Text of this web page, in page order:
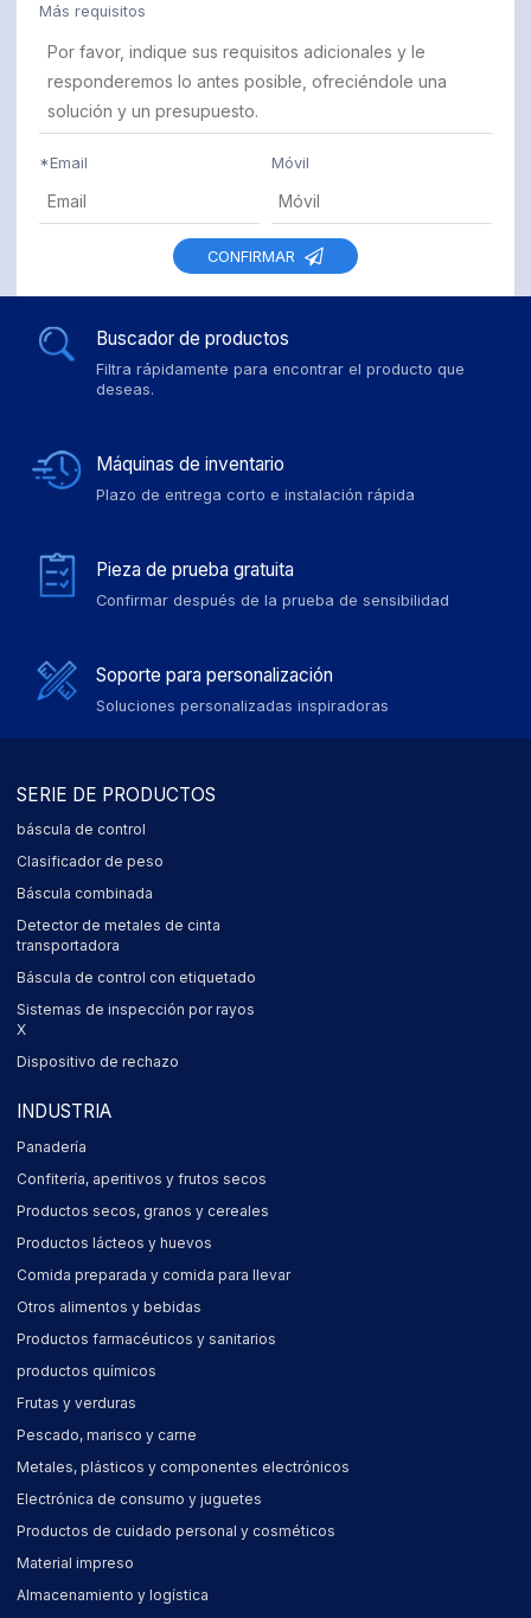
Más requisitos
*Email Móvil
CONFIRMAR
Buscador de productos
Filtra rápidamente para encontrar el producto que
deseas.
Máquinas de inventario
Plazo de entrega corto e instalación rápida
Pieza de prueba gratuita
Confirmar después de la prueba de sensibilidad
Soporte para personalización
Soluciones personalizadas inspiradoras
SERIE DE PRODUCTOS
báscula de control
Clasificador de peso
Báscula combinada
Detector de metales de cinta
transportadora
Báscula de control con etiquetado
Sistemas de inspección por rayos
X
Dispositivo de rechazo
INDUSTRIA
Panadería
Confitería, aperitivos y frutos secos
Productos secos, granos y cereales
Productos lácteos y huevos
Comida preparada y comida para llevar
Otros alimentos y bebidas
Productos farmacéuticos y sanitarios
productos químicos
Frutas y verduras
Pescado, marisco y carne
Metales, plásticos y componentes electrónicos
Electrónica de consumo y juguetes
Productos de cuidado personal y cosméticos
Material impreso
Almacenamiento y logística